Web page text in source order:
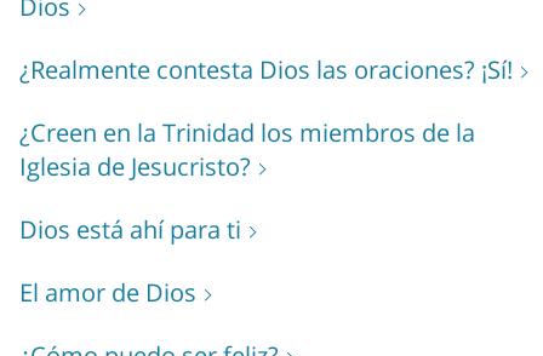
Dios
¿Realmente contesta Dios las oraciones? ¡Sí!
¿Creen en la Trinidad los miembros de la
Iglesia de Jesucristo?
Dios está ahí para ti
El amor de Dios